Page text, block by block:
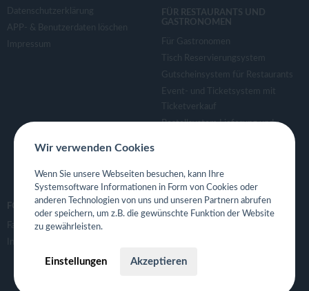
Datenschutzerklärung
APP- & Benutzerdaten löschen
Impressum
FÜR RESTAURANTS UND
GASTRONOMEN
Für Gastronomen
Tisch Reservierungsystem
Gutscheinsystem für Restaurants
Event- und Ticketsystem mit
Ticketverkauf
Bestellsystem Lieferung und
Eigene App für Restaurant
FOLGE UNS
Facebook
Instagram
Wir verwenden Cookies
Wenn Sie unsere Webseiten besuchen, kann Ihre
Systemsoftware Informationen in Form von Cookies oder
anderen Technologien von uns und unseren Partnern abrufen
oder speichern, um z.B. die gewünschte Funktion der Website
zu gewährleisten.
Einstellungen Akzeptieren